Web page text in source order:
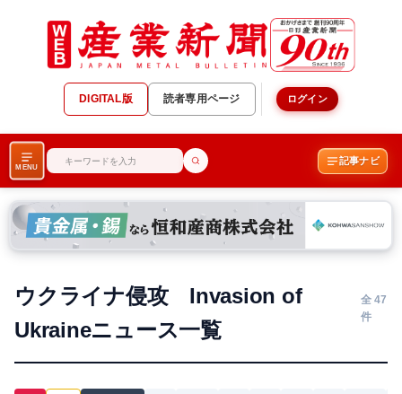
DIGITAL版 読者専用ページ ログイン
MENU
記事ナビ
ウクライナ侵攻 Invasion of
Ukraineニュース一覧
全 47
件